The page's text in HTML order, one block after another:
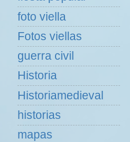
foto viella
Fotos viellas
guerra civil
Historia
Historiamedieval
historias
mapas